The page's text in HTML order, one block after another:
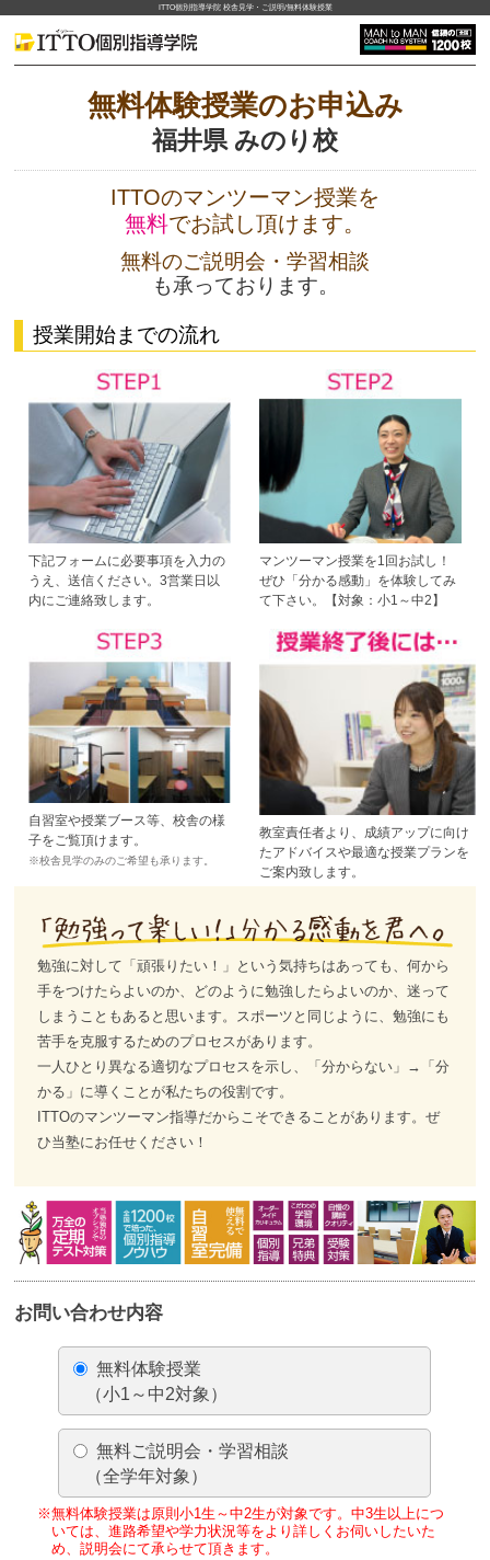
ITTO個別指導学院 校舎見学・ご説明/無料体験授業
無料体験授業のお申込み
福井県 みのり校
ITTOのマンツーマン授業を
無料でお試し頂けます。
無料のご説明会・学習相談
も承っております。
授業開始までの流れ
下記フォームに必要事項を入力の
うえ、送信ください。3営業日以
内にご連絡致します。
マンツーマン授業を1回お試し！
ぜひ「分かる感動」を体験してみ
て下さい。【対象：小1～中2】
自習室や授業ブース等、校舎の様
子をご覧頂けます。
※校舎見学のみのご希望も承ります。
教室責任者より、成績アップに向け
たアドバイスや最適な授業プランを
ご案内致します。
勉強に対して「頑張りたい！」という気持ちはあっても、何から
手をつけたらよいのか、どのように勉強したらよいのか、迷って
しまうこともあると思います。スポーツと同じように、勉強にも
苦手を克服するためのプロセスがあります。
一人ひとり異なる適切なプロセスを示し、「分からない」→「分
かる」に導くことが私たちの役割です。
ITTOのマンツーマン指導だからこそできることがあります。ぜ
ひ当塾にお任せください！
お問い合わせ内容
無料体験授業
（小1～中2対象）
無料ご説明会・学習相談
（全学年対象）
※無料体験授業は原則小1生～中2生が対象です。中3生以上につ
いては、進路希望や学力状況等をより詳しくお伺いしたいた
め、説明会にて承らせて頂きます。